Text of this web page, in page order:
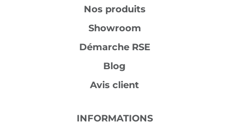
Nos produits
Showroom
Démarche RSE
Blog
Avis client
INFORMATIONS